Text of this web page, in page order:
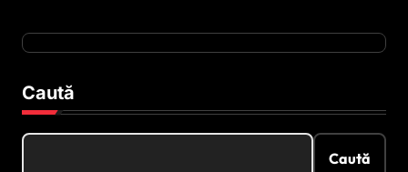
Caută
Caută